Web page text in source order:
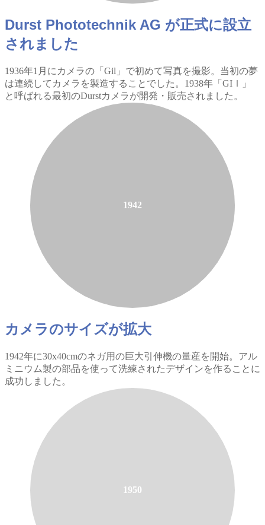
Durst Phototechnik AG が正式に設立
されました
1936年1月にカメラの「Gil」で初めて写真を撮影。当初の夢
は連続してカメラを製造することでした。1938年「GIｌ」
と呼ばれる最初のDurstカメラが開発・販売されました。
1942
カメラのサイズが拡大
1942年に30x40cmのネガ用の巨大引伸機の量産を開始。アル
ミニウム製の部品を使って洗練されたデザインを作ることに
成功しました。
1950